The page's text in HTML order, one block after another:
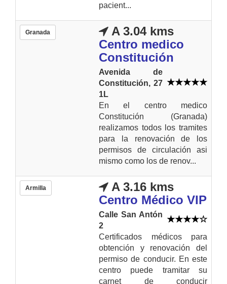
pacient...
Granada
A 3.04 kms
Centro medico
Constitución
Avenida de
Constitución, 27
1L
En el centro medico
Constitución (Granada)
realizamos todos los tramites
para la renovación de los
permisos de circulación asi
mismo como los de renov...
Armilla
A 3.16 kms
Centro Médico VIP
Calle San Antón
2
Certificados médicos para
obtención y renovación del
permiso de conducir. En este
centro puede tramitar su
carnet de conducir